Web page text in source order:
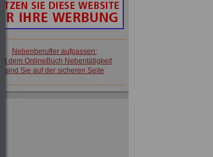
Nebenberufler aufpassen:
mit dem OnlineBuch Nebentätigkeit
sind Sie auf der sicheren Seite